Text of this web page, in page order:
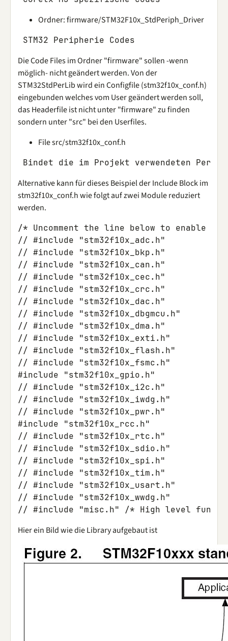
Ordner: firmware/STM32F10x_StdPeriph_Driver
Die Code Files im Ordner "firmware" sollen -wenn
möglich- nicht geändert werden. Von der
STM32StdPerLib wird ein Configfile (stm32f10x_conf.h)
eingebunden welches vom User geändert werden soll,
das Headerfile ist nicht unter "firmware" zu finden
sondern unter "src" bei den Userfiles.
File src/stm32f10x_conf.h
Alternative kann für dieses Beispiel der Include Block im
stm32f10x_conf.h wie folgt auf zwei Module reduziert
werden.
/* Uncomment the line below to enable
// #include "stm32f10x_adc.h"
// #include "stm32f10x_bkp.h"
// #include "stm32f10x_can.h"
// #include "stm32f10x_cec.h"
// #include "stm32f10x_crc.h"
// #include "stm32f10x_dac.h"
// #include "stm32f10x_dbgmcu.h"
// #include "stm32f10x_dma.h"
// #include "stm32f10x_exti.h"
// #include "stm32f10x_flash.h"
// #include "stm32f10x_fsmc.h"
#include
"stm32f10x_gpio.h"
// #include "stm32f10x_i2c.h"
// #include "stm32f10x_iwdg.h"
// #include "stm32f10x_pwr.h"
#include
"stm32f10x_rcc.h"
// #include "stm32f10x_rtc.h"
// #include "stm32f10x_sdio.h"
// #include "stm32f10x_spi.h"
// #include "stm32f10x_tim.h"
// #include "stm32f10x_usart.h"
// #include "stm32f10x_wwdg.h"
// #include "misc.h" /* High level
Hier ein Bild wie die Library aufgebaut ist